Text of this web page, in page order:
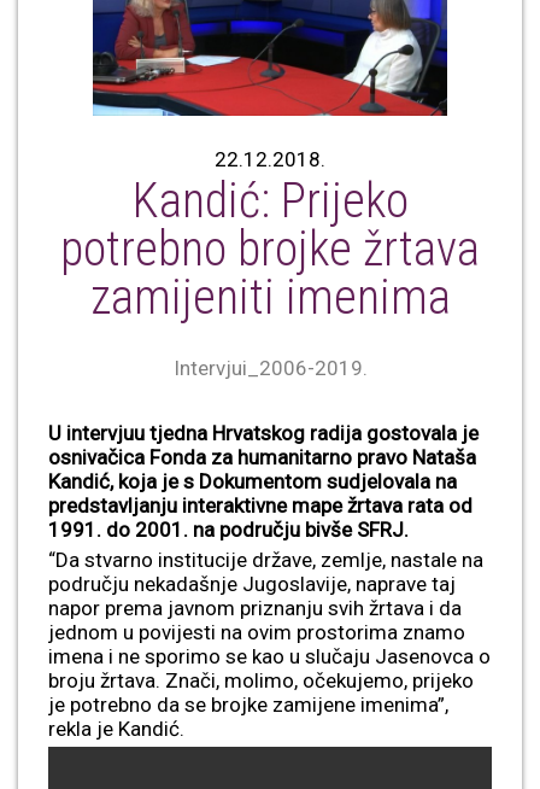
22.12.2018.
Kandić: Prijeko
potrebno brojke žrtava
zamijeniti imenima
Intervjui_2006-2019.
U intervjuu tjedna Hrvatskog radija gostovala je
osnivačica Fonda za humanitarno pravo Nataša
Kandić, koja je s Dokumentom sudjelovala na
predstavljanju interaktivne mape žrtava rata od
1991. do 2001. na području bivše SFRJ.
“Da stvarno institucije države, zemlje, nastale na
području nekadašnje Jugoslavije, naprave taj
napor prema javnom priznanju svih žrtava i da
jednom u povijesti na ovim prostorima znamo
imena i ne sporimo se kao u slučaju Jasenovca o
broju žrtava. Znači, molimo, očekujemo, prijeko
je potrebno da se brojke zamijene imenima”,
rekla je Kandić.